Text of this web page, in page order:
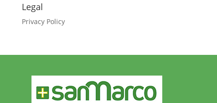
Legal
Privacy Policy